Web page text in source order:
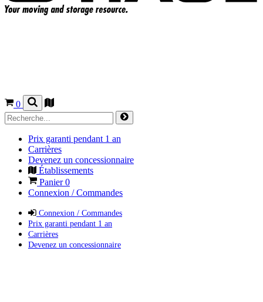
0
Prix garanti pendant 1 an
Carrières
Devenez un concessionnaire
Établissements
Panier0
Connexion / Commandes
Connexion / Commandes
Prix garanti pendant 1 an
Carrières
Devenez un concessionnaire